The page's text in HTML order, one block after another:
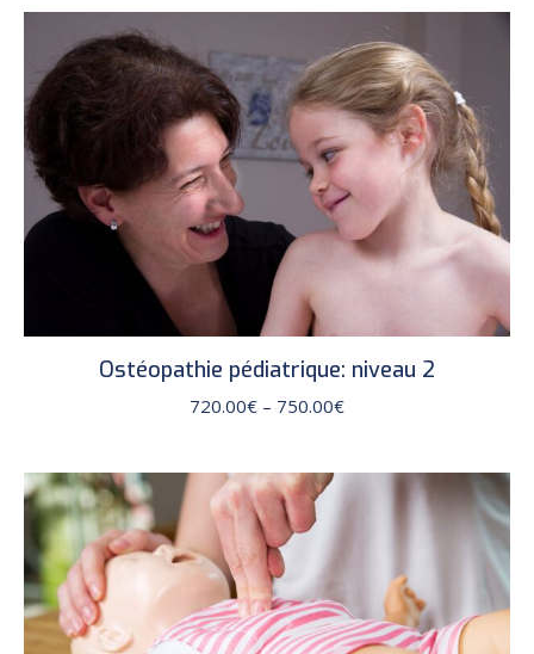
750.00€
Ostéopathie pédiatrique: niveau 2
720.00€ – 750.00€Price
through
750.00€